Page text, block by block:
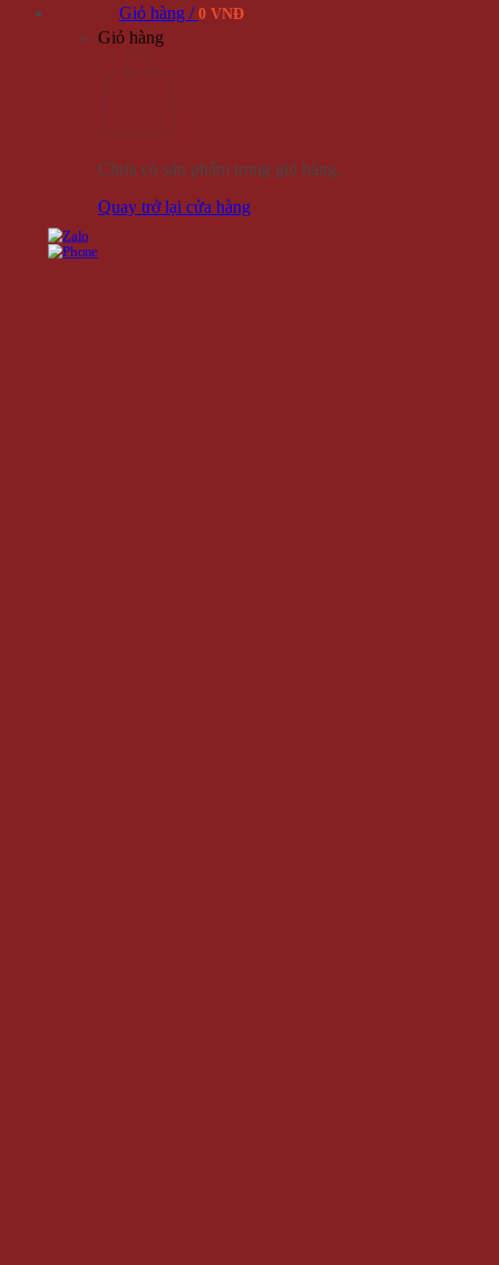
Giỏ hàng / 0 VNĐ
Giỏ hàng
Chưa có sản phẩm trong giỏ hàng.
Quay trở lại cửa hàng